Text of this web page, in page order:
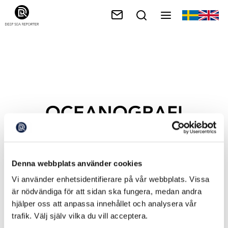
Denna webbplats använder cookies
Vi använder enhetsidentifierare på vår webbplats. Vissa
är nödvändiga för att sidan ska fungera, medan andra
hjälper oss att anpassa innehållet och analysera vår
trafik. Välj själv vilka du vill acceptera.
OCEANOGRAFI